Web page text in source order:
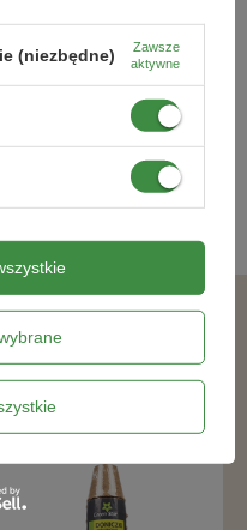
zł
(niezbędne)
Zawsze
aktywne